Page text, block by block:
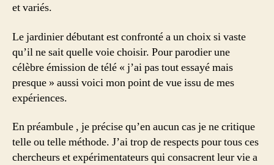
et variés.
Le jardinier débutant est confronté a un choix si vaste
qu’il ne sait quelle voie choisir. Pour parodier une
célèbre émission de télé « j’ai pas tout essayé mais
presque » aussi voici mon point de vue issu de mes
expériences.
En préambule , je précise qu’en aucun cas je ne critique
telle ou telle méthode. J’ai trop de respects pour tous ces
chercheurs et expérimentateurs qui consacrent leur vie a